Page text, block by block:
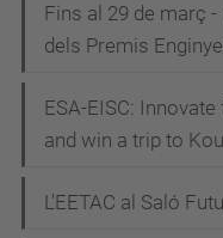
Fins al 29 de març
dels Premis
ESA-EISC:
and win a trip to
L'EETAC al Saló